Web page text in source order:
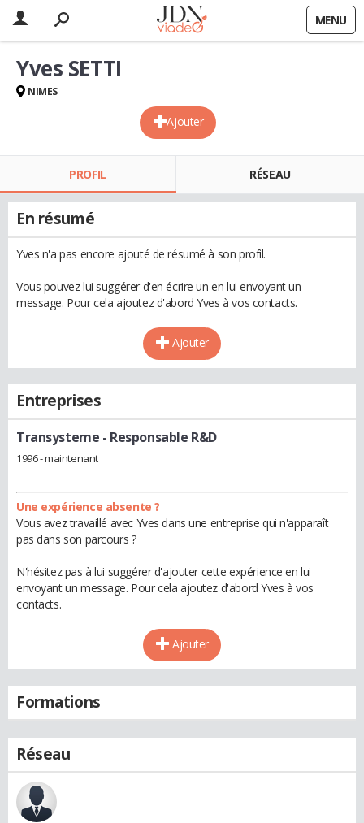
MENU
Ajouter
Yves SETTI
NIMES
PROFIL RÉSEAU
En résumé
Yves n'a pas encore ajouté de résumé à son profil.
Vous pouvez lui suggérer d'en écrire un en lui envoyant un
message. Pour cela ajoutez d'abord Yves à vos contacts.
Ajouter
Entreprises
Transysteme - Responsable R&D
1996 - maintenant
Une expérience absente ?
Vous avez travaillé avec Yves dans une entreprise qui n'apparaît
pas dans son parcours ?
N'hésitez pas à lui suggérer d'ajouter cette expérience en lui
envoyant un message. Pour cela ajoutez d'abord Yves à vos
contacts.
Ajouter
Formations
Réseau